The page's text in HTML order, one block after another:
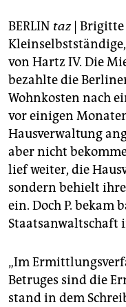
unterstützen
abo
genossenschaft
epaper login
BERLIN taz| Brigitte
von Hartz IV. Die
bezahlte die
Wohnkosten nach
vor einigen
Hausverwaltung
aber nicht
lief weiter, die
sondern behielt
ein. Doch P. bekam
Staatsanwaltschaft
„Im
Betruges sind die
stand in dem